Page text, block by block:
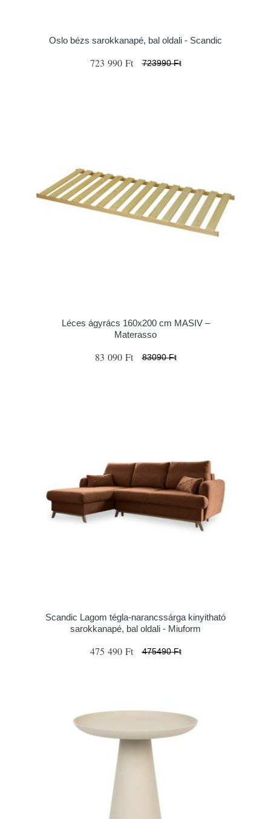
Oslo bézs sarokkanapé, bal oldali - Scandic
723 990 Ft 723990 Ft
Léces ágyrács 160x200 cm MASIV –
Materasso
83 090 Ft 83090 Ft
Scandic Lagom tégla-narancssárga kinyitható
sarokkanapé, bal oldali - Miuform
475 490 Ft 475490 Ft